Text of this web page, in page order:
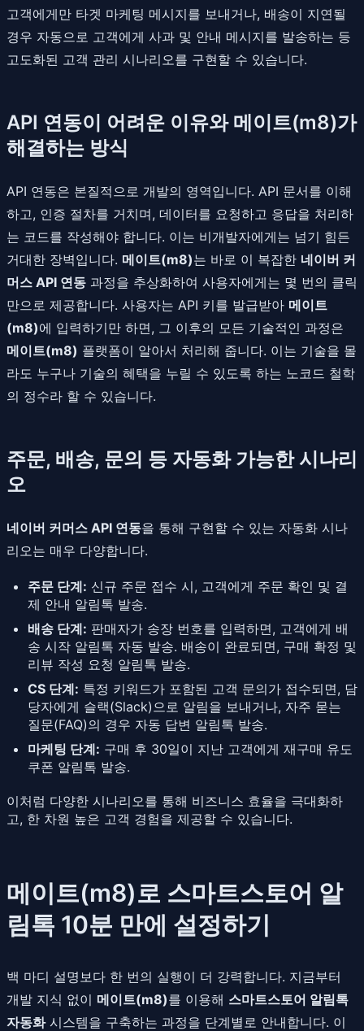
고객에게만 타겟 마케팅 메시지를 보내거나, 배송이 지연될
경우 자동으로 고객에게 사과 및 안내 메시지를 발송하는 등
고도화된 고객 관리 시나리오를 구현할 수 있습니다.
API 연동이 어려운 이유와 메이트(m8)가
해결하는 방식
API 연동은 본질적으로 개발의 영역입니다. API 문서를 이해
하고, 인증 절차를 거치며, 데이터를 요청하고 응답을 처리하
는 코드를 작성해야 합니다. 이는 비개발자에게는 넘기 힘든
거대한 장벽입니다. 메이트(m8)는 바로 이 복잡한 네이버 커
머스 API 연동 과정을 추상화하여 사용자에게는 몇 번의 클릭
만으로 제공합니다. 사용자는 API 키를 발급받아 메이트
(m8)에 입력하기만 하면, 그 이후의 모든 기술적인 과정은
메이트(m8) 플랫폼이 알아서 처리해 줍니다. 이는 기술을 몰
라도 누구나 기술의 혜택을 누릴 수 있도록 하는 노코드 철학
의 정수라 할 수 있습니다.
주문, 배송, 문의 등 자동화 가능한 시나리
오
네이버 커머스 API 연동을 통해 구현할 수 있는 자동화 시나
리오는 매우 다양합니다.
주문 단계: 신규 주문 접수 시, 고객에게 주문 확인 및 결
제 안내 알림톡 발송.
배송 단계: 판매자가 송장 번호를 입력하면, 고객에게 배
송 시작 알림톡 자동 발송. 배송이 완료되면, 구매 확정 및
리뷰 작성 요청 알림톡 발송.
CS 단계: 특정 키워드가 포함된 고객 문의가 접수되면, 담
당자에게 슬랙(Slack)으로 알림을 보내거나, 자주 묻는
질문(FAQ)의 경우 자동 답변 알림톡 발송.
마케팅 단계: 구매 후 30일이 지난 고객에게 재구매 유도
쿠폰 알림톡 발송.
이처럼 다양한 시나리오를 통해 비즈니스 효율을 극대화하
고, 한 차원 높은 고객 경험을 제공할 수 있습니다.
메이트(m8)로 스마트스토어 알
림톡 10분 만에 설정하기
백 마디 설명보다 한 번의 실행이 더 강력합니다. 지금부터
개발 지식 없이 메이트(m8)를 이용해 스마트스토어 알림톡
자동화시스템을 구축하는 과정을 단계별로 안내합니다. 이